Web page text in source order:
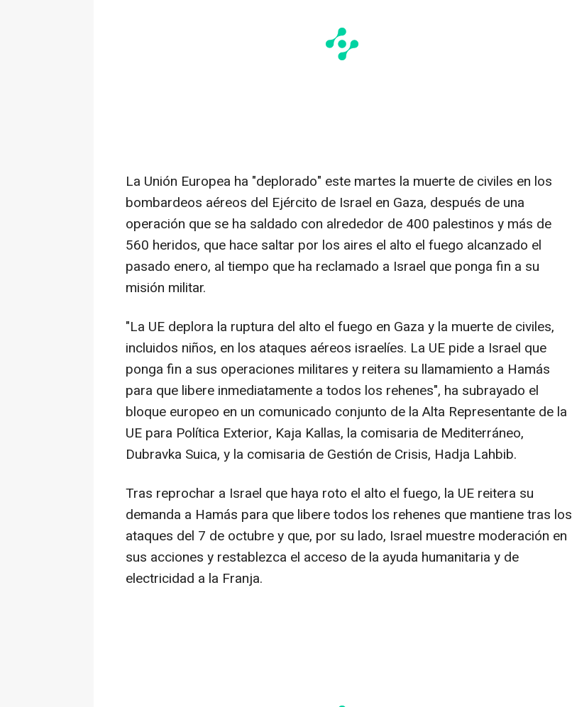
La Unión Europea ha "deplorado" este martes la muerte de civiles en los
bombardeos aéreos del Ejército de Israel en Gaza, después de una
operación que se ha saldado con alrededor de 400 palestinos y más de
560 heridos, que hace saltar por los aires el alto el fuego alcanzado el
pasado enero, al tiempo que ha reclamado a Israel que ponga fin a su
misión militar.
"La UE deplora la ruptura del alto el fuego en Gaza y la muerte de civiles,
incluidos niños, en los ataques aéreos israelíes. La UE pide a Israel que
ponga fin a sus operaciones militares y reitera su llamamiento a Hamás
para que libere inmediatamente a todos los rehenes", ha subrayado el
bloque europeo en un comunicado conjunto de la Alta Representante de la
UE para Política Exterior, Kaja Kallas, la comisaria de Mediterráneo,
Dubravka Suica, y la comisaria de Gestión de Crisis, Hadja Lahbib.
Tras reprochar a Israel que haya roto el alto el fuego, la UE reitera su
demanda a Hamás para que libere todos los rehenes que mantiene tras los
ataques del 7 de octubre y que, por su lado, Israel muestre moderación en
sus acciones y restablezca el acceso de la ayuda humanitaria y de
electricidad a la Franja.